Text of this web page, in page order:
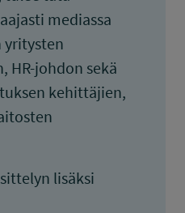
mediassa
yritysten
johdon sekä
kehittäjien,
lisäksi